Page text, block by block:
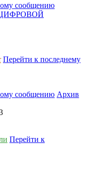
сообщению
ЦИФРОВОЙ
Перейти к последнему
сообщению Архив
Перейти к